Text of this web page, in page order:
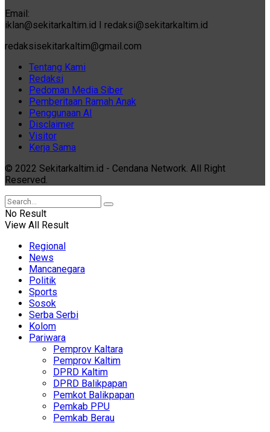
Email:
iklan@sekitarkaltim.id I redaksi@sekitarkaltim.id
redaksisekitarkaltim@gmail.com
Tentang Kami
Redaksi
Pedoman Media Siber
Pemberitaan Ramah Anak
Penggunaan AI
Disclaimer
Visitor
Kerja Sama
© 2022 Sekitarkaltim.id - Cendana Network. All Right
Reserved.
No Result
View All Result
Regional
News
Mancanegara
Politik
Sports
Sosok
Serba Serbi
Kolom
Pariwara
Pemprov Kaltara
Pemprov Kaltim
DPRD Kaltim
DPRD Balikpapan
Pemkot Balikpapan
Pemkab PPU
Pemkab Berau